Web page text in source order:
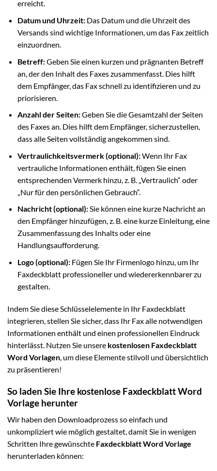
erreicht.
Datum und Uhrzeit:Das Datum und die Uhrzeit des
Versands sind wichtige Informationen, um das Fax zeitlich
einzuordnen.
Betreff:Geben Sie einen kurzen und prägnanten Betreff
an, der den Inhalt des Faxes zusammenfasst. Dies hilft
dem Empfänger, das Fax schnell zu identifizieren und zu
priorisieren.
Anzahl der Seiten:Geben Sie die Gesamtzahl der Seiten
des Faxes an. Dies hilft dem Empfänger, sicherzustellen,
dass alle Seiten vollständig angekommen sind.
Vertraulichkeitsvermerk (optional):Wenn Ihr Fax
vertrauliche Informationen enthält, fügen Sie einen
entsprechenden Vermerk hinzu, z. B. „Vertraulich“ oder
„Nur für den persönlichen Gebrauch“.
Nachricht (optional):Sie können eine kurze Nachricht an
den Empfänger hinzufügen, z. B. eine kurze Einleitung, eine
Zusammenfassung des Inhalts oder eine
Handlungsaufforderung.
Logo (optional):Fügen Sie Ihr Firmenlogo hinzu, um Ihr
Faxdeckblatt professioneller und wiedererkennbarer zu
gestalten.
Indem Sie diese Schlüsselelemente in Ihr Faxdeckblatt
integrieren, stellen Sie sicher, dass Ihr Fax alle notwendigen
Informationen enthält und einen professionellen Eindruck
hinterlässt. Nutzen Sie unsere kostenlosen Faxdeckblatt
Word Vorlagen , um diese Elemente stilvoll und übersichtlich
zu präsentieren!
So laden Sie Ihre kostenlose Faxdeckblatt Word
Vorlage herunter
Wir haben den Downloadprozess so einfach und
unkompliziert wie möglich gestaltet, damit Sie in wenigen
Schritten Ihre gewünschte Faxdeckblatt Word Vorlage
herunterladen können: